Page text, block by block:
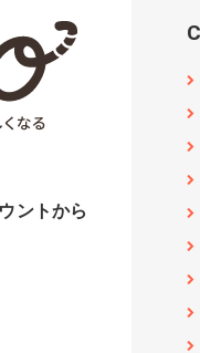
ントから